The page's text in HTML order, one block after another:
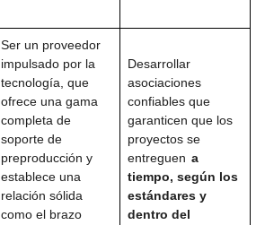
Ser un proveedor
impulsado por la
tecnología, que
ofrece una gama
completa de
soporte de
preproducción y
establece una
relación sólida
como el brazo
Desarrollar
asociaciones
confiables que
garanticen que los
proyectos se
entreguen a
tiempo, según los
estándares y
dentro del